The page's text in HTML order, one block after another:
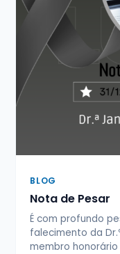
BLOG
Nota de Pesar
É com profundo
falecimento da
membro